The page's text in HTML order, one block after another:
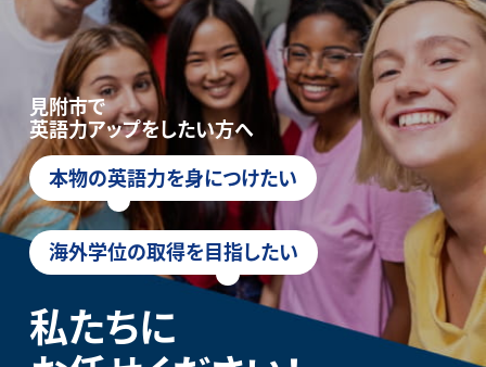
見附市で
英語力アップをしたい方へ
本物の英語力を身につけたい
海外学位の取得を目指したい
私たちに